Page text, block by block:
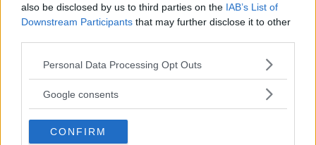
also be disclosed by us to third parties on the IAB’s List of
Downstream Participants that may further disclose it to other
Please note that this website/app uses one or more Google
not limited to your visit or usage behaviour. You may click to
use your data for below specified purposes in below Google
consent section.
Personal Data Processing Opt Outs
Google consents
CONFIRM
Bränslet som Prometheus Fuels framställer är dock inte
helt syntetiskt – det orsakar koldioxidutsläpp när det
förbränns, men eftersom det framställs av koldioxid som
redan finns i luften är målet att ”nolla” utsläppen,
åtminstone i teorin.
Det är dock inte säkert
att bränslet är effektivt framställt
eller klimatsmart även om nettoutsläppen inte ökar.